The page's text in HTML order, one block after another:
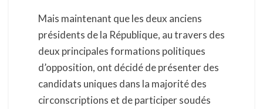
Mais maintenant que les deux anciens
présidents de la République, au travers des
deux principales formations politiques
d’opposition, ont décidé de présenter des
candidats uniques dans la majorité des
circonscriptions et de participer soudés